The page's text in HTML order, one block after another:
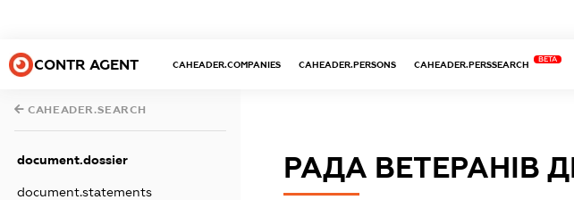
CONTR AGENT CAHEADER.COMPANIES CAHEADER.PERSONS CAHEADER.PERSSEARCH
BETA
CAHEADER.SEARCH
document.dossier
document.statements
РАДА ВЕТЕРАНІВ